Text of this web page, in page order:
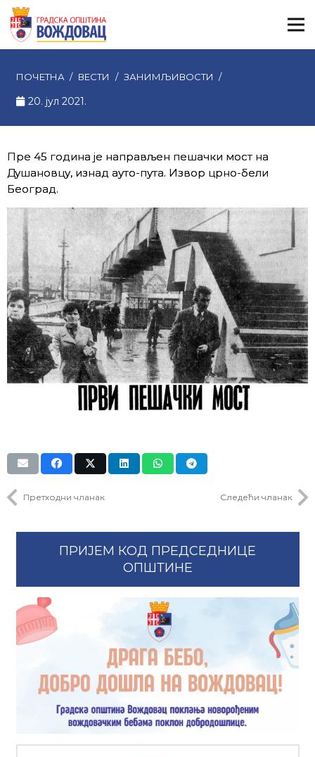
ПОЧЕТНА / ВЕСТИ / ЗАНИМЉИВОСТИ /
20. јул 2021.
Пре 45 година је направљен пешачки мост на
Душановцу, изнад ауто-пута. Извор црно-бели
Београд.
Претходни чланак Следећи чланак
ПРИЈЕМ КОД ПРЕДСЕДНИЦЕ
ОПШТИНЕ